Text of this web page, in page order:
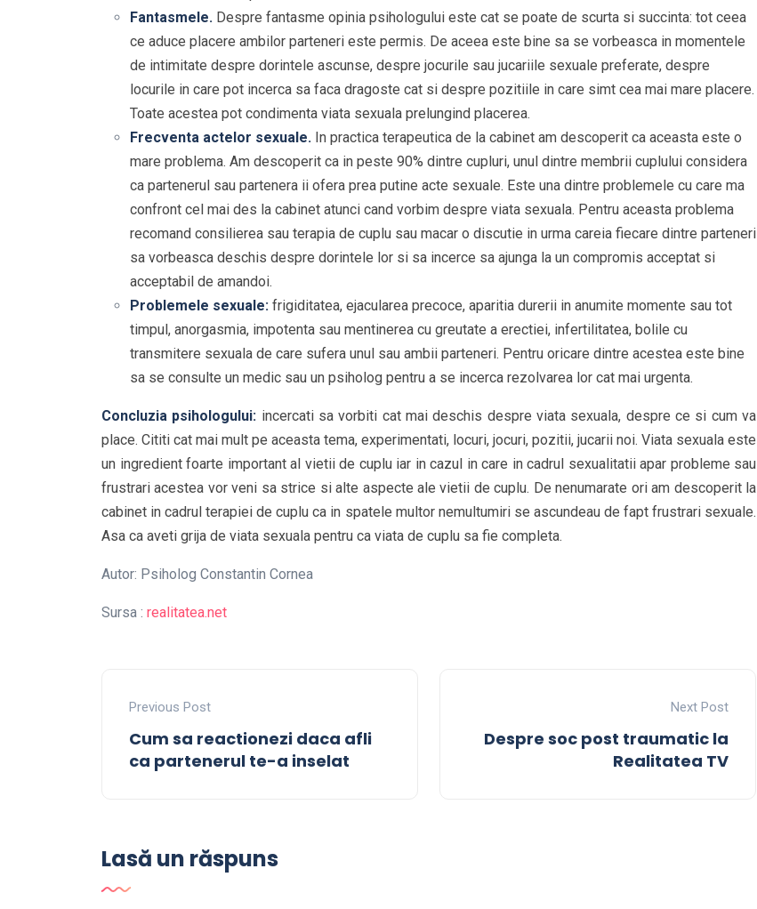
Fantasmele. Despre fantasme opinia psihologului este cat se poate de scurta si succinta: tot ceea
ce aduce placere ambilor parteneri este permis. De aceea este bine sa se vorbeasca in momentele
de intimitate despre dorintele ascunse, despre jocurile sau jucariile sexuale preferate, despre
locurile in care pot incerca sa faca dragoste cat si despre pozitiile in care simt cea mai mare placere.
Toate acestea pot condimenta viata sexuala prelungind placerea.
Frecventa actelor sexuale. In practica terapeutica de la cabinet am descoperit ca aceasta este o
mare problema. Am descoperit ca in peste 90% dintre cupluri, unul dintre membrii cuplului considera
ca partenerul sau partenera ii ofera prea putine acte sexuale. Este una dintre problemele cu care ma
confront cel mai des la cabinet atunci cand vorbim despre viata sexuala. Pentru aceasta problema
recomand consilierea sau terapia de cuplu sau macar o discutie in urma careia fiecare dintre parteneri
sa vorbeasca deschis despre dorintele lor si sa incerce sa ajunga la un compromis acceptat si
acceptabil de amandoi.
Problemele sexuale: frigiditatea, ejacularea precoce, aparitia durerii in anumite momente sau tot
timpul, anorgasmia, impotenta sau mentinerea cu greutate a erectiei, infertilitatea, bolile cu
transmitere sexuala de care sufera unul sau ambii parteneri. Pentru oricare dintre acestea este bine
sa se consulte un medic sau un psiholog pentru a se incerca rezolvarea lor cat mai urgenta.
Concluzia psihologului: incercati sa vorbiti cat mai deschis despre viata sexuala, despre ce si cum va
place. Cititi cat mai mult pe aceasta tema, experimentati, locuri, jocuri, pozitii, jucarii noi. Viata sexuala este
un ingredient foarte important al vietii de cuplu iar in cazul in care in cadrul sexualitatii apar probleme sau
frustrari acestea vor veni sa strice si alte aspecte ale vietii de cuplu. De nenumarate ori am descoperit la
cabinet in cadrul terapiei de cuplu ca in spatele multor nemultumiri se ascundeau de fapt frustrari sexuale.
Asa ca aveti grija de viata sexuala pentru ca viata de cuplu sa fie completa.
Autor: Psiholog Constantin Cornea
Sursa : realitatea.net
Previous Post
Cum sa reactionezi daca afli
ca partenerul te-a inselat
Next Post
Despre soc post traumatic la
Realitatea TV
Lasă un răspuns